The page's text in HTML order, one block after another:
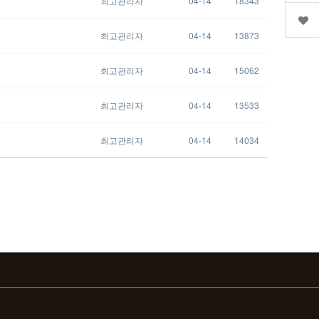
최고관리자 04-14 13873
최고관리자 04-14 15062
최고관리자 04-14 13533
최고관리자 04-14 14034